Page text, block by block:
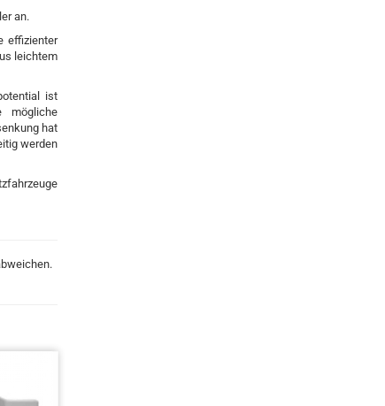
an.
effizienter
leichtem
ist
mögliche
hat
werden